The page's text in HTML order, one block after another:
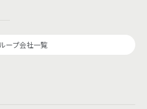
ープ会社一覧